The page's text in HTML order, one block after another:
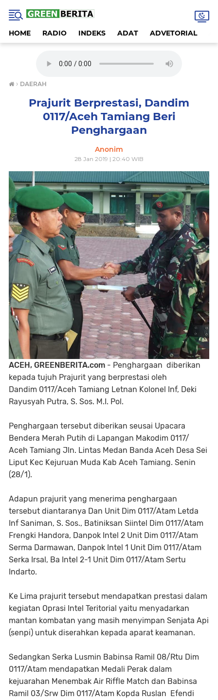
HOME RADIO INDEKS ADAT ADVETORIAL
› DAERAH
Prajurit Berprestasi, Dandim
0117/Aceh Tamiang Beri
Penghargaan
Anonim
28 Jan 2019 | 20:40 WIB
ACEH, GREENBERITA.com - Penghargaan diberikan
kepada tujuh Prajurit yang berprestasi oleh
Dandim 0117/Aceh Tamiang Letnan Kolonel Inf, Deki
Rayusyah Putra, S. Sos. M.I. Pol.
Penghargaan tersebut diberikan seusai Upacara
Bendera Merah Putih di Lapangan Makodim 0117/
Aceh Tamiang Jln. Lintas Medan Banda Aceh Desa Sei
Liput Kec Kejuruan Muda Kab Aceh Tamiang. Senin
(28/1).
Adapun prajurit yang menerima penghargaan
tersebut diantaranya Dan Unit Dim 0117/Atam Letda
Inf Saniman, S. Sos., Batiniksan Siintel Dim 0117/Atam
Frengki Handora, Danpok Intel 2 Unit Dim 0117/Atam
Serma Darmawan, Danpok Intel 1 Unit Dim 0117/Atam
Serka Irsal, Ba Intel 2-1 Unit Dim 0117/Atam Sertu
Indarto.
Ke Lima prajurit tersebut mendapatkan prestasi dalam
kegiatan Oprasi Intel Teritorial yaitu menyadarkan
mantan kombatan yang masih menyimpan Senjata Api
(senpi) untuk diserahkan kepada aparat keamanan.
Sedangkan Serka Lusmin Babinsa Ramil 08/Rtu Dim
0117/Atam mendapatkan Medali Perak dalam
kejuarahan Menembak Air Riffle Match dan Babinsa
Ramil 03/Srw Dim 0117/Atam Kopda Ruslan Efendi